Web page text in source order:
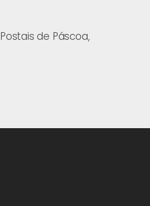
Postais de Páscoa,